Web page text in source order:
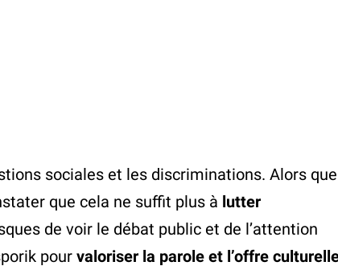
sociales et les discriminations. Alors que
que cela ne suffit plus à lutter
de voir le débat public et de l’attention
pour valoriser la parole et l’offre